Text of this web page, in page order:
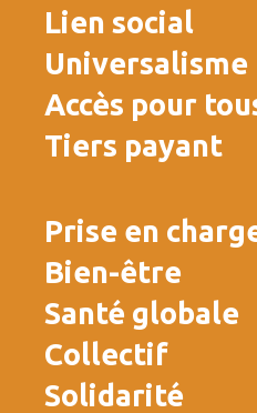
Lien social
Universalisme
Accès pour
Tiers payant
Prise en
Bien-être
Santé globale
Collectif
Solidarité